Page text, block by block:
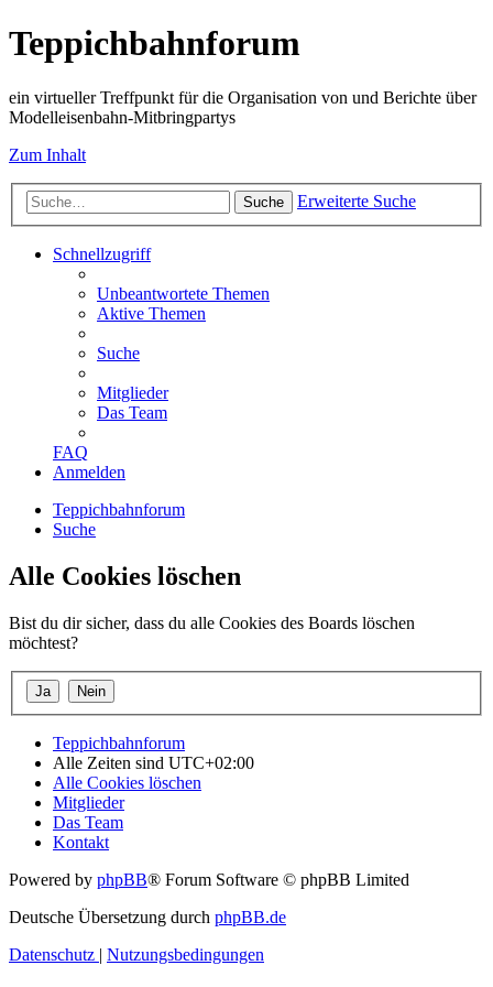
Teppichbahnforum
ein virtueller Treffpunkt für die Organisation von und Berichte über
Modelleisenbahn-Mitbringpartys
Zum Inhalt
Suche Erweiterte Suche
Schnellzugriff
Unbeantwortete Themen
Aktive Themen
Suche
Mitglieder
Das Team
FAQ
Anmelden
Teppichbahnforum
Suche
Alle Cookies löschen
Bist du dir sicher, dass du alle Cookies des Boards löschen
möchtest?
Teppichbahnforum
Alle Zeiten sind UTC+02:00
Alle Cookies löschen
Mitglieder
Das Team
Kontakt
Powered by phpBB® Forum Software © phpBB Limited
Deutsche Übersetzung durch phpBB.de
Datenschutz | Nutzungsbedingungen